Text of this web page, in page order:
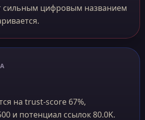
сильным цифровым названием
на trust-score 67%,
и потенциал ссылок 80.0K.